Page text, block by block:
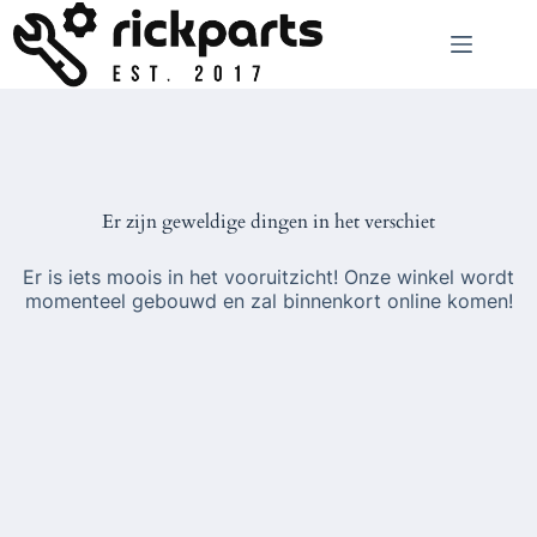
naar
de
inhoud
Er zijn geweldige dingen in het verschiet
Er is iets moois in het vooruitzicht! Onze winkel wordt
momenteel gebouwd en zal binnenkort online komen!